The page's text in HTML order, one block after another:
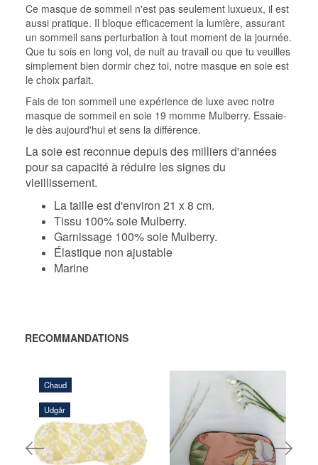
Ce masque de sommeil n'est pas seulement luxueux, il est
aussi pratique. Il bloque efficacement la lumière, assurant
un sommeil sans perturbation à tout moment de la journée.
Que tu sois en long vol, de nuit au travail ou que tu veuilles
simplement bien dormir chez toi, notre masque en soie est
le choix parfait.
Fais de ton sommeil une expérience de luxe avec notre
masque de sommeil en soie 19 momme Mulberry. Essaie-
le dès aujourd'hui et sens la différence.
La soie est reconnue depuis des milliers d'années
pour sa capacité à réduire les signes du
vieillissement.
La taille est d'environ 21 x 8 cm.
Tissu 100% soie Mulberry.
Garnissage 100% soie Mulberry.
Élastique non ajustable
Marine
RECOMMANDATIONS
Chaud
Udgår
108,00 DKK 116,00 DKK